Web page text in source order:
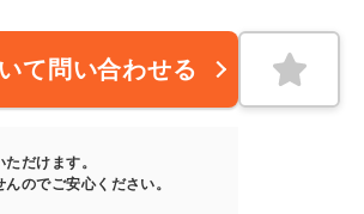
て問い合わせる
だけます。
のでご安心ください。